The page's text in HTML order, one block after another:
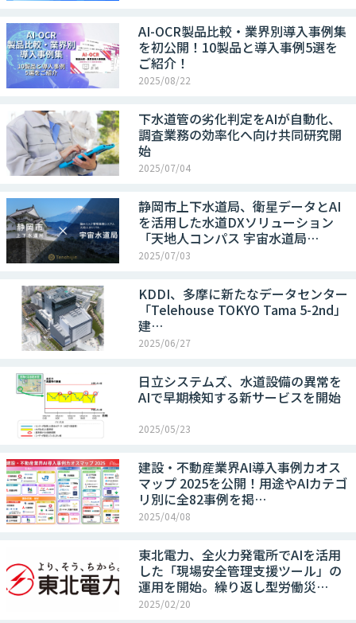
AI-OCR製品比較・業界別導入事例集
を初公開！10製品と導入事例5選を
ご紹介！
2025/08/22
下水道管の劣化判定をAIが自動化、
調査業務の効率化へ向け共同研究開
始
2025/07/04
静岡市上下水道局、衛星データとAI
を活用した水道DXソリューション
「天地人コンパス 宇宙水道局…
2025/07/03
KDDI、多摩に新たなデータセンター
「Telehouse TOKYO Tama 5-2nd」
建…
2025/06/27
日立システムズ、水道設備の異常を
AIで早期検知する新サービスを開始
2025/05/23
建設・不動産業界AI導入事例カオス
マップ 2025を公開！用途やAIカテゴ
リ別に全82事例を掲…
2025/04/08
東北電力、全火力発電所でAIを活用
した「現場安全管理支援ツール」の
運用を開始。繰り返し型労働災…
2025/02/20